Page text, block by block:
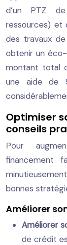
d’un PTZ
ressources) et
des travaux
obtenir un
montant total
une aide de
Optimiser
conseils
Pour
financement
bonnes
Améliorer
Améliorer
de crédit